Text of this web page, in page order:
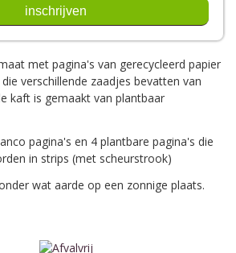
met pagina's van gerecycleerd papier
verschillende zaadjes bevatten van
kaft is gemaakt van plantbaar
pagina's en 4 plantbare pagina's die
in strips (met scheurstrook)
wat aarde op een zonnige plaats.